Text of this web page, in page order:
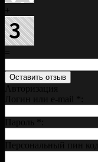
+
Авторизация
Логин или e-mail
Пароль
Персональный пин код: